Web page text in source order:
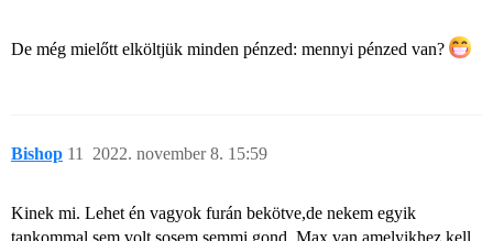
De még mielőtt elköltjük minden pénzed: mennyi pénzed van?
Bishop 2022. november 8. 15:59
11
Kinek mi. Lehet én vagyok furán bekötve,de nekem egyik